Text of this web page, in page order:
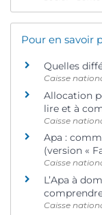
Pour en savoir
Quelles
Caisse
Allocation
lire et à
Caisse
Apa :
(version «
Caisse
L’Apa à
Caisse